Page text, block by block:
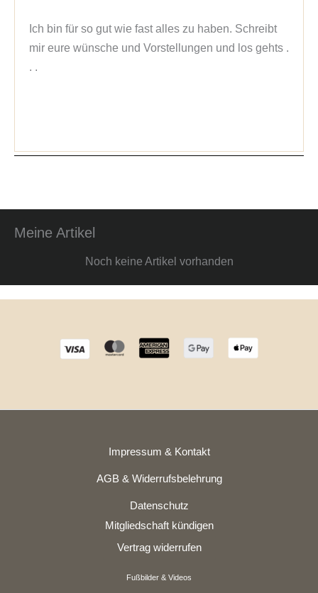
Ich bin für so gut wie fast alles zu haben. Schreibt
mir eure wünsche und Vorstellungen und los gehts .
. .
Meine Artikel
Noch keine Artikel vorhanden
Impressum & Kontakt
AGB & Widerrufsbelehrung
Datenschutz
Mitgliedschaft kündigen
Vertrag widerrufen
Fußbilder & Videos